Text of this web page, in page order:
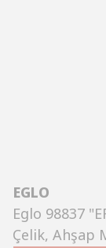
EGLO
Eglo 98837
Çelik, Ahşap